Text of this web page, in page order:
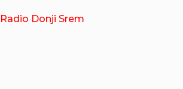
Radio Donji Srem